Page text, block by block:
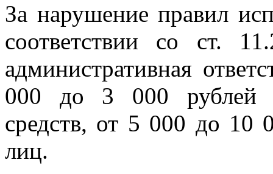
За нарушение правил
соответствии со ст.
административная
000 до 3 000 рублей
средств, от 5 000 до 10
лиц.